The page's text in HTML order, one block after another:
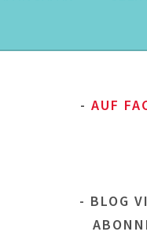
AUF
BLOG